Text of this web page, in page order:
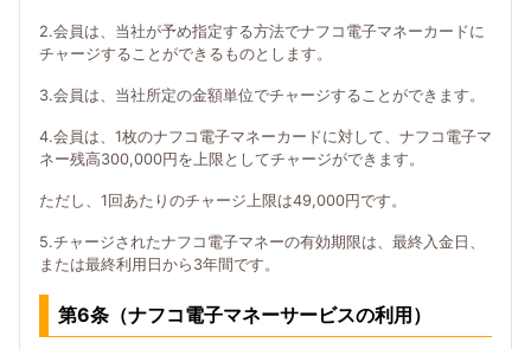
2.会員は、当社が予め指定する方法でナフコ電子マネーカードに
チャージすることができるものとします。
3.会員は、当社所定の金額単位でチャージすることができます。
4.会員は、1枚のナフコ電子マネーカードに対して、ナフコ電子マ
ネー残高300,000円を上限としてチャージができます。
ただし、1回あたりのチャージ上限は49,000円です。
5.チャージされたナフコ電子マネーの有効期限は、最終入金日、
または最終利用日から3年間です。
第6条（ナフコ電子マネーサービスの利用）